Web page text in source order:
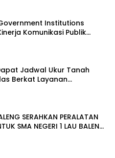
Institutions
Komunikasi Publik
BPN Kembali Diakui
Jadwal Ukur Tanah
Berkat Layanan
SERAHKAN PERALATAN
SMA NEGERI 1 LAU BALENG
81